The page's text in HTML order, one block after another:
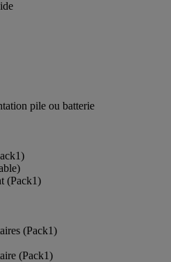
pile ou batterie
(Pack1)
(Pack1)
(Pack1)